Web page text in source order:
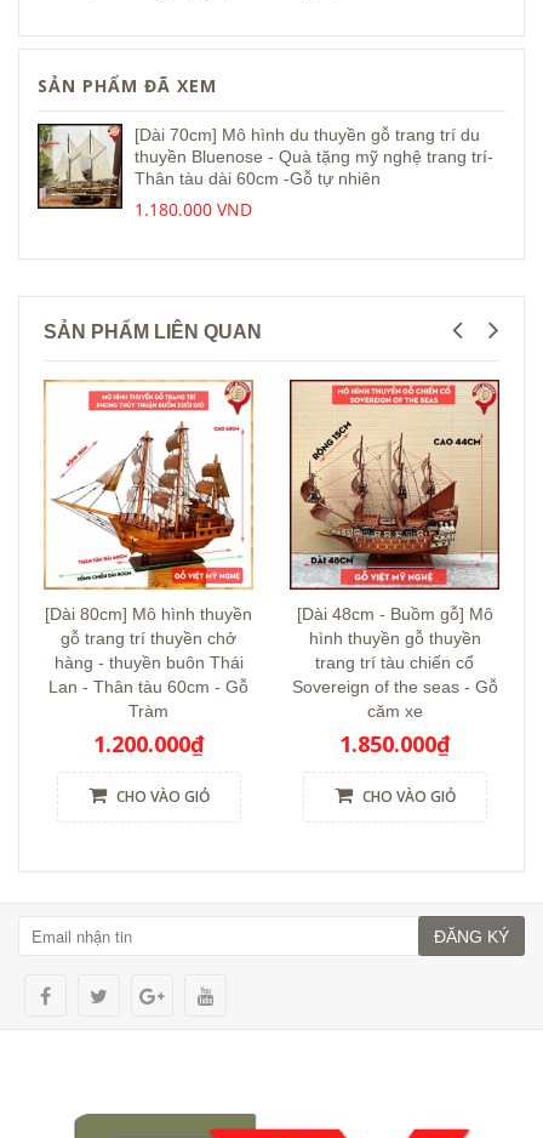
SẢN PHẨM ĐÃ XEM
[Dài 70cm] Mô hình du thuyền gỗ trang trí du
thuyền Bluenose - Quà tặng mỹ nghệ trang trí-
Thân tàu dài 60cm -Gỗ tự nhiên
1.180.000 VND
SẢN PHẨM LIÊN QUAN
[Dài 80cm] Mô hình thuyền
gỗ trang trí thuyền chở
hàng - thuyền buôn Thái
Lan - Thân tàu 60cm - Gỗ
Tràm
1.200.000₫
CHO VÀO GIỎ
[Dài 48cm - Buồm gỗ] Mô
hình thuyền gỗ thuyền
trang trí tàu chiến cổ
Sovereign of the seas - Gỗ
căm xe
1.850.000₫
CHO VÀO GIỎ
ĐĂNG KÝ